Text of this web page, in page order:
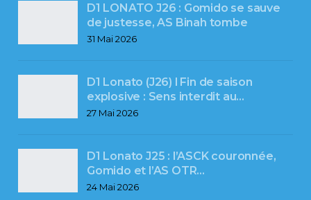
D1 LONATO J26 : Gomido se sauve
de justesse, AS Binah tombe
31 Mai 2026
D1 Lonato (J26) l Fin de saison
explosive : Sens interdit au…
27 Mai 2026
D1 Lonato J25 : l’ASCK couronnée,
Gomido et l’AS OTR…
24 Mai 2026